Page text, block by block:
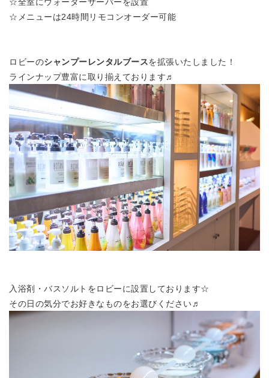
☆メニューは24時間リモコンオーダー可能
ロビーのシャンプーレンタルブースを拡張いたしました！
ラインナップ豊富に取り揃えております♬
入浴剤・バスソルトをロビーに設置しております☆
その日の気分でお好きなものをお選びください♬